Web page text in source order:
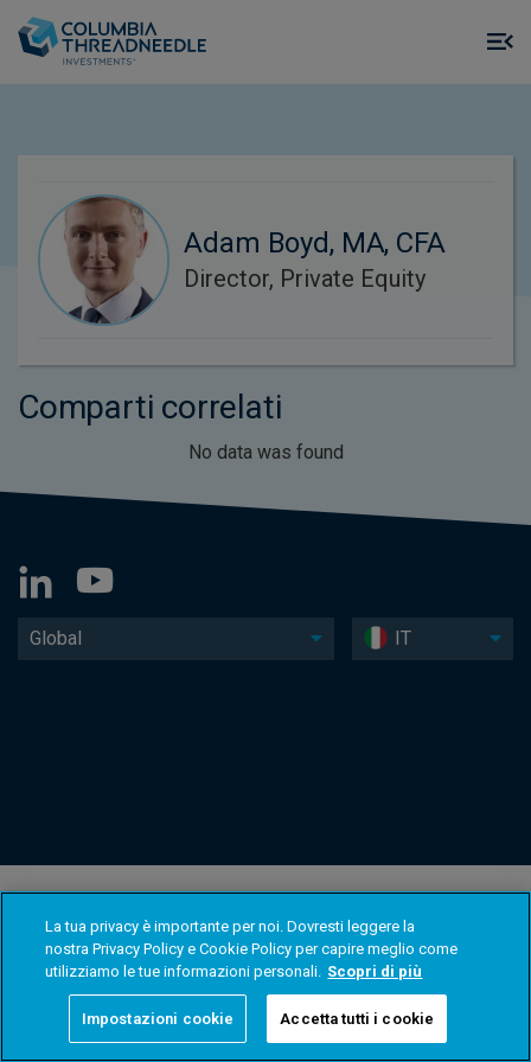
Adam Boyd, MA, CFA
Director, Private Equity
Comparti correlati
No data was found
Global IT
La tua privacy è importante per noi. Dovresti leggere la
nostra Privacy Policy e Cookie Policy per capire meglio come
utilizziamo le tue informazioni personali. Scopri di più
Impostazioni cookie Accetta tutti i cookie